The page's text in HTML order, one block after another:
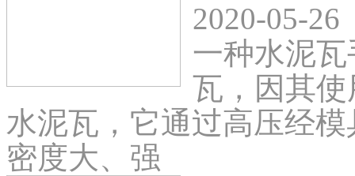
2020-05-26
一种水泥
瓦，因其
水泥瓦，它通过高压经
密度大、强